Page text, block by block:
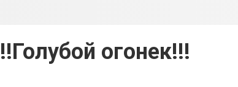
огонек!!!